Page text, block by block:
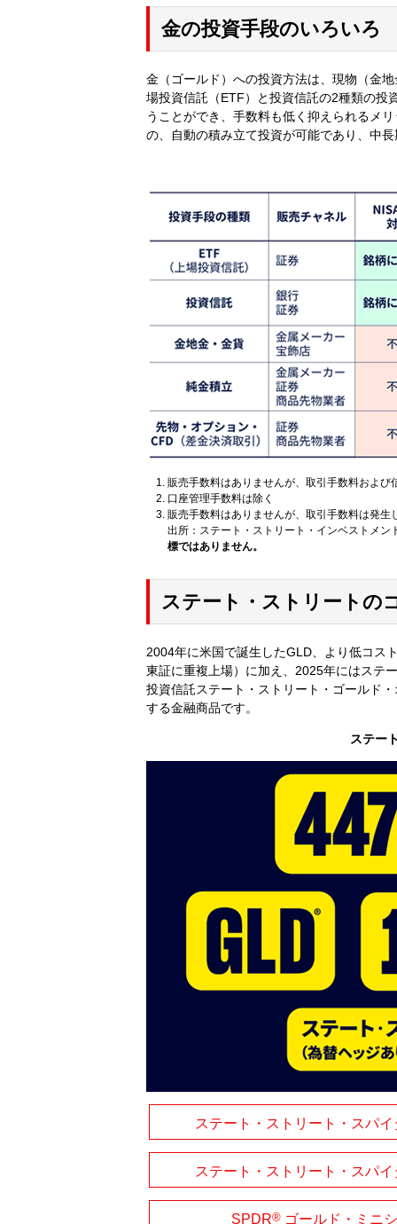
金の投資手段のいろいろ
金（ゴールド）への投資方法は、現物（金
場投資信託（ETF）と投資信託の2種類の投
うことができ、手数料も低く抑えられるメ
の、自動の積み立て投資が可能であり、中
販売手数料はありませんが、取引手数料および
口座管理手数料は除く
販売手数料はありませんが、取引手数料は発生
出所：ステート・ストリート・インベストメン
標ではありません。
ステート・ストリートの
2004年に米国で誕生したGLD、より低コス
東証に重複上場）に加え、2025年にはステ
投資信託ステート・ストリート・ゴールド
する金融商品です。
ステー
ステート・ストリート・スパ
ステート・ストリート・スパ
SPDR® ゴールド・ミニ